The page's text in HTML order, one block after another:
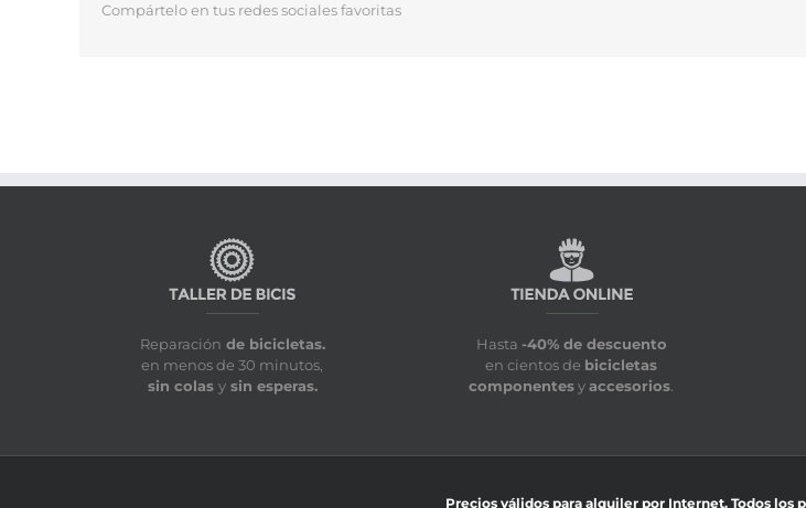
Compártelo en tus redes sociales favoritas
Reparación de bicicletas.
en menos de 30 minutos,
sin colas ysin esperas.
Hasta -40% de descuento
en cientos de bicicletas
componentesyaccesorios
Precios válidos para alquiler por Internet. Todos los